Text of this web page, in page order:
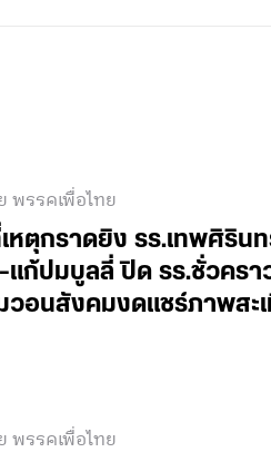
พรรคเพื่อไทย
หตุกราดยิง รร.เทพศิริ
ก้ปมบูลลี่ ปิด รร.ชั่วครา
อนสังคมงดแชร์ภาพสะเ
พรรคเพื่อไทย